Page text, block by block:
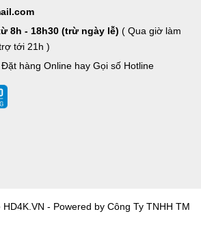
8h - 18h30 (trừ ngày lễ) ( Qua giờ làm
tới 21h )
hàng Online hay Gọi số Hotline
- Powered by Công Ty TNHH TM